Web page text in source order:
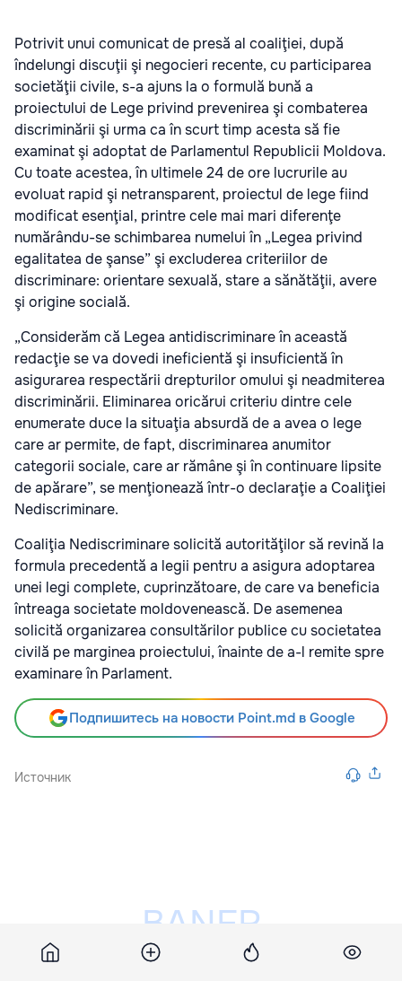
Potrivit unui comunicat de presă al coaliţiei, după
îndelungi discuţii şi negocieri recente, cu participarea
societăţii civile, s-a ajuns la o formulă bună a
proiectului de Lege privind prevenirea şi combaterea
discriminării şi urma ca în scurt timp acesta să fie
examinat şi adoptat de Parlamentul Republicii Moldova.
Cu toate acestea, în ultimele 24 de ore lucrurile au
evoluat rapid şi netransparent, proiectul de lege fiind
modificat esenţial, printre cele mai mari diferenţe
numărându-se schimbarea numelui în „Legea privind
egalitatea de şanse” şi excluderea criteriilor de
discriminare: orientare sexuală, stare a sănătăţii, avere
şi origine socială.
„Considerăm că Legea antidiscriminare în această
redacţie se va dovedi ineficientă şi insuficientă în
asigurarea respectării drepturilor omului şi neadmiterea
discriminării. Eliminarea oricărui criteriu dintre cele
enumerate duce la situaţia absurdă de a avea o lege
care ar permite, de fapt, discriminarea anumitor
categorii sociale, care ar rămâne şi în continuare lipsite
de apărare”, se menţionează într-o declaraţie a Coaliţiei
Nediscriminare.
Coaliţia Nediscriminare solicită autorităţilor să revină la
formula precedentă a legii pentru a asigura adoptarea
unei legi complete, cuprinzătoare, de care va beneficia
întreaga societate moldovenească. De asemenea
solicită organizarea consultărilor publice cu societatea
civilă pe marginea proiectului, înainte de a-l remite spre
examinare în Parlament.
Подпишитесь на новости Point.md в Google
Источник